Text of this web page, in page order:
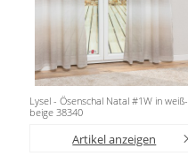
Lysel - Ösenschal Natal #1W in weiß-
beige 38340
Artikel anzeigen